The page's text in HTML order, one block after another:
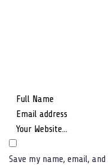
Save my name, email,